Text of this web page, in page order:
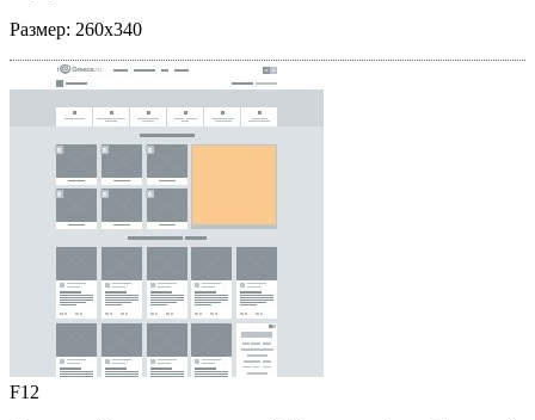
Размер: 260x340
F12